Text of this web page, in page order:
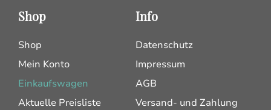
Shop
Shop
Mein Konto
Einkaufswagen
Aktuelle Preisliste
Info
Datenschutz
Impressum
AGB
Versand- und Zahlung